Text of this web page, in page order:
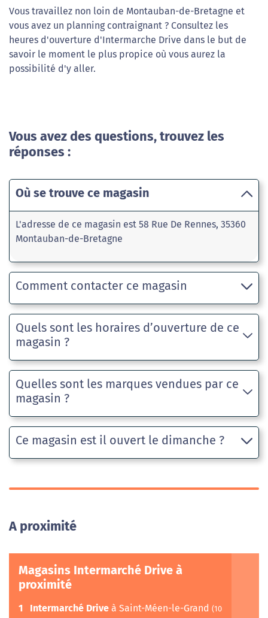
Vous travaillez non loin de Montauban-de-Bretagne et
vous avez un planning contraignant ? Consultez les
heures d'ouverture d'Intermarche Drive dans le but de
savoir le moment le plus propice où vous aurez la
possibilité d'y aller.
Vous avez des questions, trouvez les
réponses :
Où se trouve ce magasin
L'adresse de ce magasin est 58 Rue De Rennes, 35360
Montauban-de-Bretagne
Comment contacter ce magasin
Quels sont les horaires d’ouverture de ce
magasin ?
Quelles sont les marques vendues par ce
magasin ?
Ce magasin est il ouvert le dimanche ?
A proximité
Magasins Intermarché Drive à
proximité
1 Intermarché Drive à Saint-Méen-le-Grand (10